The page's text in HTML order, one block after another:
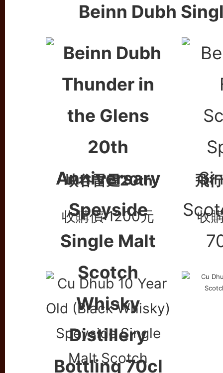
Beinn Dubh
峽谷雷霆20th 飛
收購價:1200元 收